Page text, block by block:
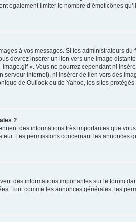
également limiter le nombre d’émoticônes
à vos messages. Si les administrateurs
devrez insérer un lien vers une image
image.gif ». Vous ne pourrez cependant ni
serveur internet), ni insérer de lien vers des
de Outlook ou de Yahoo, les sites
?
des informations très importantes que
Les permissions concernant les annonces
des informations importantes sur le forum
Tout comme les annonces générales, les